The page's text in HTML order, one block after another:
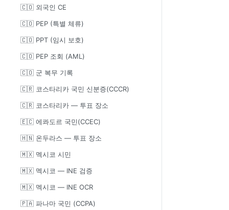
🇨🇴 외국인 CE
🇨🇴 PEP (특별 체류)
🇨🇴 PPT (임시 보호)
🇨🇴 PEP 조회 (AML)
🇨🇴 군 복무 기록
🇨🇷 코스타리카 국민 신분증(CCCR)
🇨🇷 코스타리카 — 투표 장소
🇪🇨 에콰도르 국민(CCEC)
🇭🇳 온두라스 — 투표 장소
🇲🇽 멕시코 시민
🇲🇽 멕시코 — INE 검증
🇲🇽 멕시코 — INE OCR
🇵🇦 파나마 국민 (CCPA)